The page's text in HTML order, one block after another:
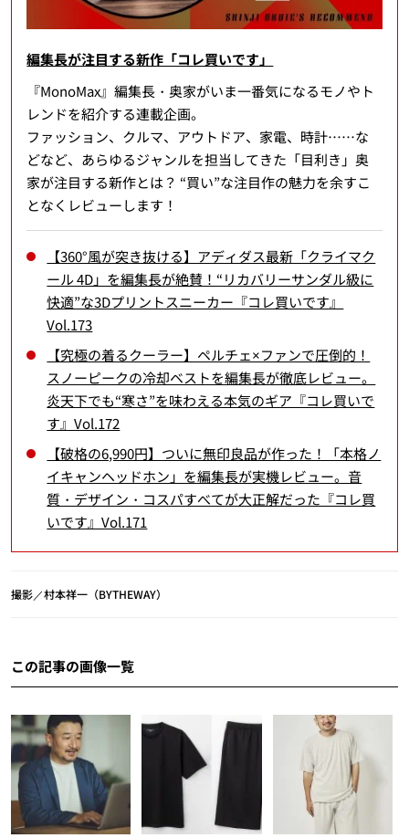
編集長が注目する新作「コレ買いです」
『MonoMax』編集長・奥家がいま一番気になるモノやト
レンドを紹介する連載企画。
ファッション、クルマ、アウトドア、家電、時計……な
どなど、あらゆるジャンルを担当してきた「目利き」奥
家が注目する新作とは？ “買い”な注目作の魅力を余すこ
となくレビューします！
【360°風が突き抜ける】アディダス最新「クライマク
ール 4D」を編集長が絶賛！“リカバリーサンダル級に
快適”な3Dプリントスニーカー『コレ買いです』
Vol.173
【究極の着るクーラー】ペルチェ×ファンで圧倒的！
スノーピークの冷却ベストを編集長が徹底レビュー。
炎天下でも“寒さ”を味わえる本気のギア『コレ買いで
す』Vol.172
【破格の6,990円】ついに無印良品が作った！「本格ノ
イキャンヘッドホン」を編集長が実機レビュー。音
質・デザイン・コスパすべてが大正解だった『コレ買
いです』Vol.171
撮影／村本祥一（BYTHEWAY）
この記事の画像一覧